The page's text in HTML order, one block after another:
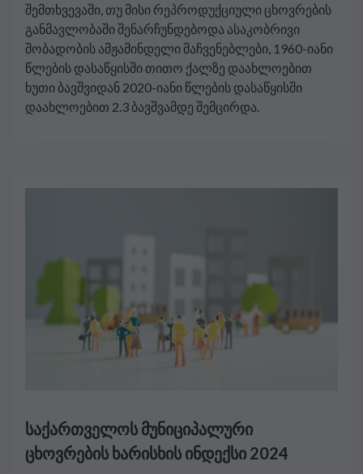
შემთხვევაში, თუ მისი რეპროდუქციული ცხოვრების
განმავლობაში შენარჩუნდებოდა ასაკობრივი
შობადობის ამჟამინდელი მაჩვენებლები, 1960-იანი
წლების დასაწყისში თითო ქალზე დაახლოებით
ხუთი ბავშვიდან 2020-იანი წლების დასაწყისში
დაახლოებით 2.3 ბავშვამდე შემცირდა.
საქართველოს მუნიციპალური
ცხოვრების ხარისხის ინდექსი 2024